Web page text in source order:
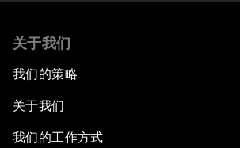
关于我们
我们的策略
关于我们
我们的工作方式